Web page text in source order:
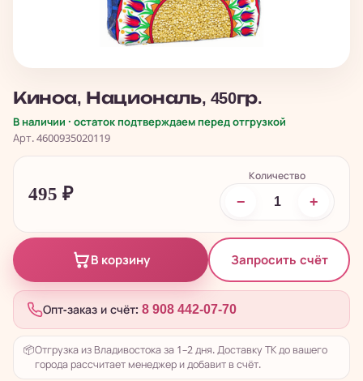
Киноа, Националь, 450гр.
В наличии · остаток подтверждаем перед отгрузкой
Арт. 4600935020119
495 ₽
Количество
− +
В корзину Запросить счёт
Опт-заказ и счёт: 8 908 442-07-70
📦Отгрузка из Владивостока за 1–2 дня. Доставку ТК до вашего
города рассчитает менеджер и добавит в счёт.